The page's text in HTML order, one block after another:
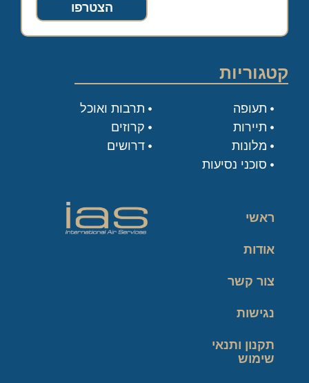
הצטרפו
קטגוריות
תעופה
תיירות
מלונות
סוכני נסיעות
תרבות ואוכל
קרוזים
דרושים
ראשי
אודות
צור קשר
נגישות
תקנון ותנאי
שימוש